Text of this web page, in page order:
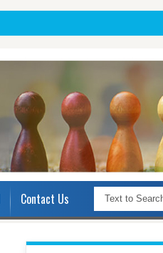
Contact Us